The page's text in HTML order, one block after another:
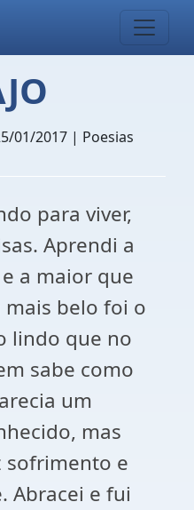
01/2017 | Poesias
para viver,
Aprendi a
a maior que
belo foi o
lindo que no
sabe como
um
mas
sofrimento e
Abracei e fui